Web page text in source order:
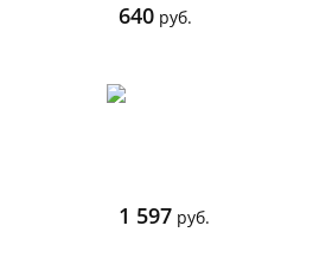
640 руб.
1 597 руб.